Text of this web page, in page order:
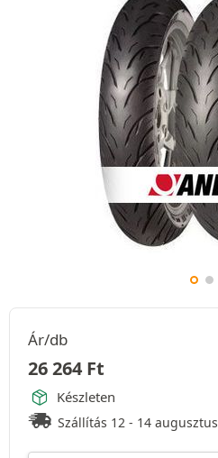
Ár/db
26 264 Ft
Készleten
Szállítás 12 - 14 augusztus